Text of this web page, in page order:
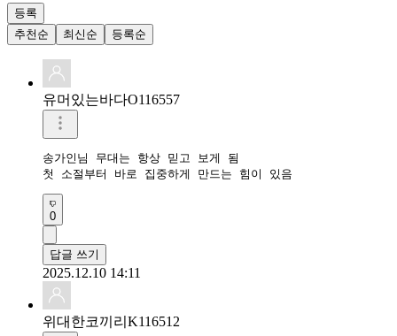
등록
추천순
최신순 등록순
유머있는바다O116557
송가인님 무대는 항상 믿고 보게 됨
첫 소절부터 바로 집중하게 만드는 힘이 있음
0
답글 쓰기
2025.12.10 14:11
위대한코끼리K116512